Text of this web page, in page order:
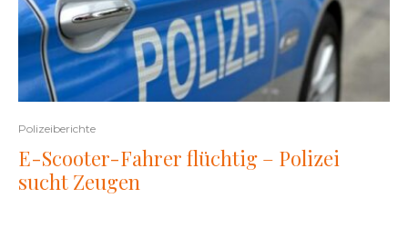
Polizeiberichte
E-Scooter-Fahrer flüchtig – Polizei
sucht Zeugen